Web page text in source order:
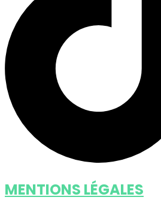
MENTIONS LÉGALES